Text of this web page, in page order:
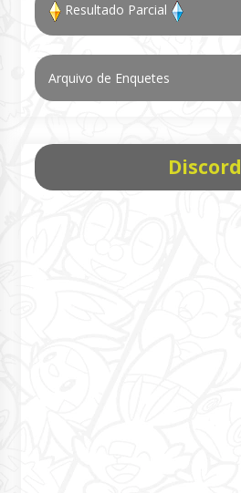
Resultado Parcial
Arquivo de Enquetes
Discord